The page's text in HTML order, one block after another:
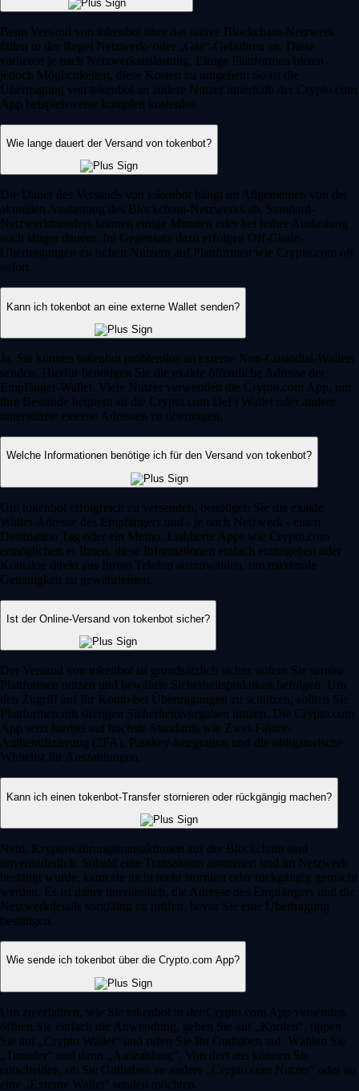
Beim Versand von tokenbot über das native Blockchain-Netzwerk
fallen in der Regel Netzwerk- oder „Gas“-Gebühren an. Diese
variieren je nach Netzwerkauslastung. Einige Plattformen bieten
jedoch Möglichkeiten, diese Kosten zu umgehen: So ist die
Übertragung von tokenbot an andere Nutzer innerhalb der Crypto.com
App beispielsweise komplett kostenlos.
Wie lange dauert der Versand von tokenbot?
Die Dauer des Versands von tokenbot hängt im Allgemeinen von der
aktuellen Auslastung des Blockchain-Netzwerks ab. Standard-
Netzwerktransfers können einige Minuten oder bei hoher Auslastung
auch länger dauern. Im Gegensatz dazu erfolgen Off-Chain-
Übertragungen zwischen Nutzern auf Plattformen wie Crypto.com oft
sofort.
Kann ich tokenbot an eine externe Wallet senden?
Ja, Sie können tokenbot problemlos an externe Non-Custodial-Wallets
senden. Hierfür benötigen Sie die exakte öffentliche Adresse der
Empfänger-Wallet. Viele Nutzer verwenden die Crypto.com App, um
ihre Bestände bequem an die Crypto.com DeFi Wallet oder andere
unterstützte externe Adressen zu übertragen.
Welche Informationen benötige ich für den Versand von tokenbot?
Um tokenbot erfolgreich zu versenden, benötigen Sie die exakte
Wallet-Adresse des Empfängers und - je nach Netzwerk - einen
Destination Tag oder ein Memo. Etablierte Apps wie Crypto.com
ermöglichen es Ihnen, diese Informationen einfach einzugeben oder
Kontakte direkt aus Ihrem Telefon auszuwählen, um maximale
Genauigkeit zu gewährleisten.
Ist der Online-Versand von tokenbot sicher?
Der Versand von tokenbot ist grundsätzlich sicher, sofern Sie seriöse
Plattformen nutzen und bewährte Sicherheitspraktiken befolgen. Um
den Zugriff auf Ihr Konto bei Übertragungen zu schützen, sollten Sie
Plattformen mit strengen Sicherheitsvorgaben nutzen. Die Crypto.com
App setzt hierbei auf höchste Standards wie Zwei-Faktor-
Authentifizierung (2FA), Passkey-Integration und die obligatorische
Whitelist für Auszahlungen.
Kann ich einen tokenbot-Transfer stornieren oder rückgängig machen?
Nein, Kryptowährungstransaktionen auf der Blockchain sind
unveränderlich. Sobald eine Transaktion autorisiert und im Netzwerk
bestätigt wurde, kann sie nicht mehr storniert oder rückgängig gemacht
werden. Es ist daher unerlässlich, die Adresse des Empfängers und die
Netzwerkdetails sorgfältig zu prüfen, bevor Sie eine Übertragung
bestätigen.
Wie sende ich tokenbot über die Crypto.com App?
Um zu erfahren, wie Sie tokenbot in der Crypto.com App versenden,
öffnen Sie einfach die Anwendung, gehen Sie auf „Konten“, tippen
Sie auf „Crypto Wallet“ und rufen Sie Ihr Guthaben auf. Wählen Sie
„Transfer“ und dann „Auszahlung“. Von dort aus können Sie
entscheiden, ob Sie Guthaben an andere „Crypto.com Nutzer“ oder an
eine „Externe Wallet“ senden möchten.